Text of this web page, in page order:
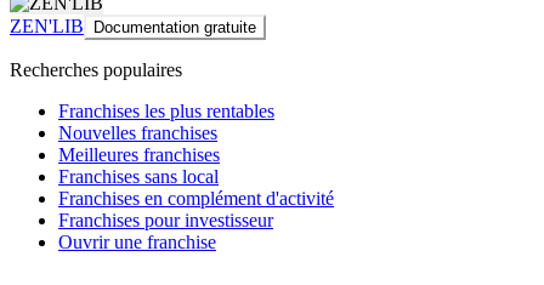
ZEN'LIB Documentation gratuite
Recherches populaires
Franchises les plus rentables
Nouvelles franchises
Meilleures franchises
Franchises sans local
Franchises en complément d'activité
Franchises pour investisseur
Ouvrir une franchise